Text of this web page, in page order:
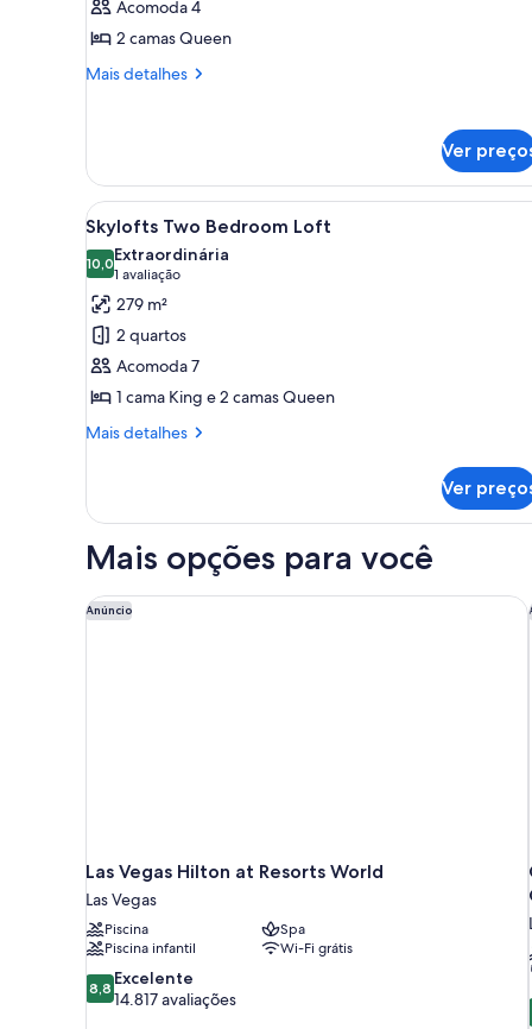
Quarto,
acessível
(MGM
Roll-
In
Show)
Acomoda 4
2 camas Queen
Mais detalhes
Mais
(MGM
Accessible
Two
Queen
Roll-
Show)
Ver
Carrega
todas
as
fotos
de
Skylofts
Two
Bedroom
Loft
Quarto de hotel moderno
4
Skylofts Two Bedroom Loft
10,010,0 de 10
Extraordinária
1 avaliação
(1
avaliação)
279 m²
2 quartos
Acomoda 7
1 cama King e 2 camas Queen
Mais detalhes
Mais
Two
Loft
Ver
Mais opções para você
Anúncio
Las Vegas Hilton at Resorts World
Las Vegas
Piscina
Spa
Piscina infantil
Wi-Fi grátis
8.8
de
8,8 Excelente
14.817 avaliações
Las Vegas Hilton at Resorts World